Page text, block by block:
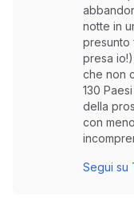
notte in
presunto
presa
che non
130
della
con
Segui su